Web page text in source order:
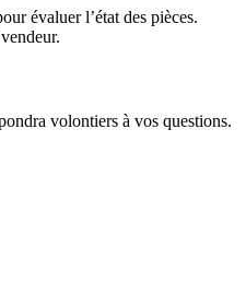
évaluer l’état des pièces.
volontiers à vos questions.